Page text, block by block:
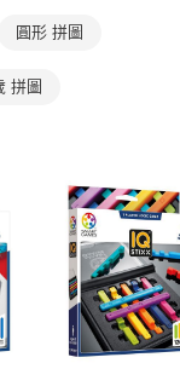
後付」服務完成之交
同意方可使用
用戶狀況，依本公司即
本公司將視審查結果
現惡意使用之情形，
採取法律行動。
圓形 拼圖
拼圖